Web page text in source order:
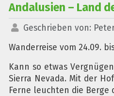
Andalusien – Land
Geschrieben von:
Wanderreise vom 24.09.
Kann so etwas
Sierra Nevada. Mit der
Ferne leuchten die Berge